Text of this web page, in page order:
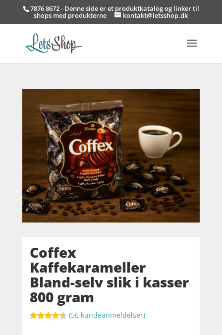
7876 8672 - Denne side er et produktkatalog og linker til
shops med produkterne kontakt@letsshop.dk
Coffex
Kaffekarameller
Bland-selv slik i kasser
800 gram
(56 kundeanmeldelser)